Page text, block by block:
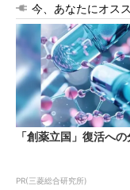
今、あなたにオス
「創薬立国」復活へ
PR(三菱総合研究所)